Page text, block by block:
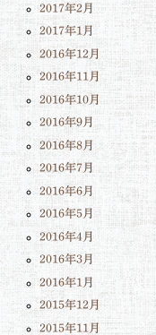
2017年2月
2017年1月
2016年12月
2016年11月
2016年10月
2016年9月
2016年8月
2016年7月
2016年6月
2016年5月
2016年4月
2016年3月
2016年1月
2015年12月
2015年11月